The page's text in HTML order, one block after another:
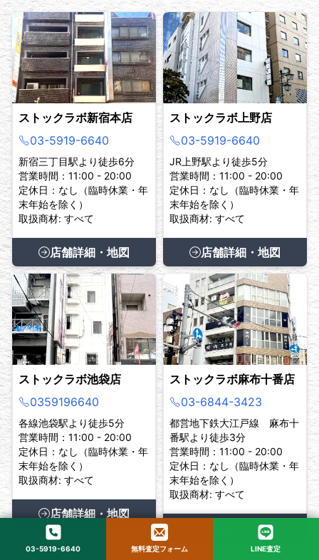
ストックラボ新宿本店
03-5919-6640
新宿三丁目駅より徒歩6分
営業時間：11:00 - 20:00
定休日：なし（臨時休業・年
末年始を除く）
取扱商材: すべて
店舗詳細・地図
ストックラボ上野店
03-5919-6640
JR上野駅より徒歩5分
営業時間：11:00 - 20:00
定休日：なし（臨時休業・年
末年始を除く）
取扱商材: すべて
店舗詳細・地図
ストックラボ池袋店
0359196640
各線池袋駅より徒歩5分
営業時間：11:00 - 20:00
定休日：なし（臨時休業・年
末年始を除く）
取扱商材: すべて
店舗詳細・地図
ストックラボ麻布十番店
03-6844-3423
都営地下鉄大江戸線 麻布十
番駅より徒歩3分
営業時間：11:00 - 20:00
定休日：なし（臨時休業・年
末年始を除く）
取扱商材: すべて
店舗詳細・地図
03-5919-6640 無料査定フォーム LINE査定